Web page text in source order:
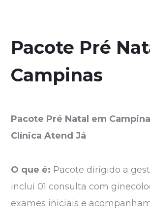
Pacote Pré
Campinas
Pacote Pré Natal em
Clínica Atend Já
O que é: Pacote dirigido a
inclui 01 consulta com
exames iniciais e